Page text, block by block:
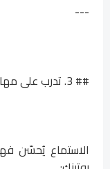
---
## 3. تدرب على مهارات الاستماع باللغة الإنجليزية يوميًا
الاستماع يُحسّن